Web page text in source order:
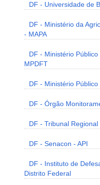
DF - Universidade de
DF - Ministério da
- MAPA
DF - Ministério
MPDFT
DF - Ministério
DF - Órgão
DF - Tribunal
DF - Senacon - API
DF - Instituto de
Distrito Federal